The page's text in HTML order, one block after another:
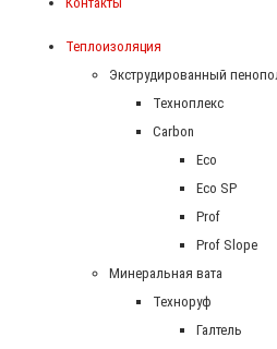
Теплоизоляция
Экструдированный
Техноплекс
Carbon
Eco
Eco SP
Prof
Prof Slope
Минеральная вата
Техноруф
Галтель